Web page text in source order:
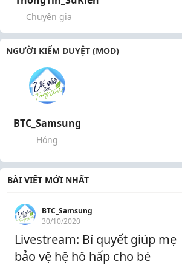
Chuyên gia
NGƯỜI KIỂM DUYỆT (MOD)
BTC_Samsung
Hóng
BÀI VIẾT MỚI NHẤT
BTC_Samsung
30/10/2020
Livestream: Bí quyết giúp mẹ
bảo vệ hệ hô hấp cho bé